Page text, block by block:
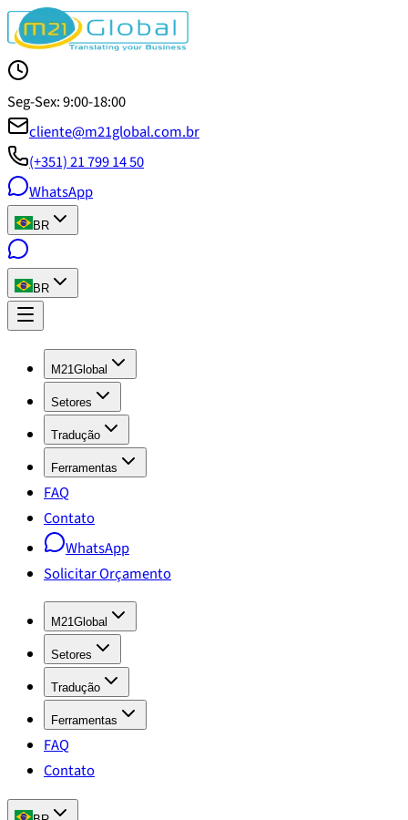
Seg-Sex: 9:00-18:00
cliente@m21global.com.br
(+351) 21 799 14 50
WhatsApp
BR
BR
M21Global
Setores
Tradução
Ferramentas
FAQ
Contato
WhatsApp
Solicitar Orçamento
M21Global
Setores
Tradução
Ferramentas
FAQ
Contato